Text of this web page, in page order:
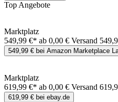
Top Angebote
Marktplatz
549,99 €* ab 0,00 € Versand
549,99 € bei Amazon Marketplace
Marktplatz
619,99 €* ab 0,00 € Versand
619,99 € bei ebay.de